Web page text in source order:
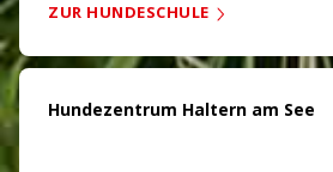
ZUR HUNDESCHULE
Hundezentrum Haltern am See